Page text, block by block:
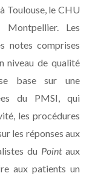
Toulouse, le CHU
Montpellier. Les
notes comprises
niveau de qualité
base sur une
du PMSI, qui
les procédures
les réponses aux
du Pointaux
aux patients un